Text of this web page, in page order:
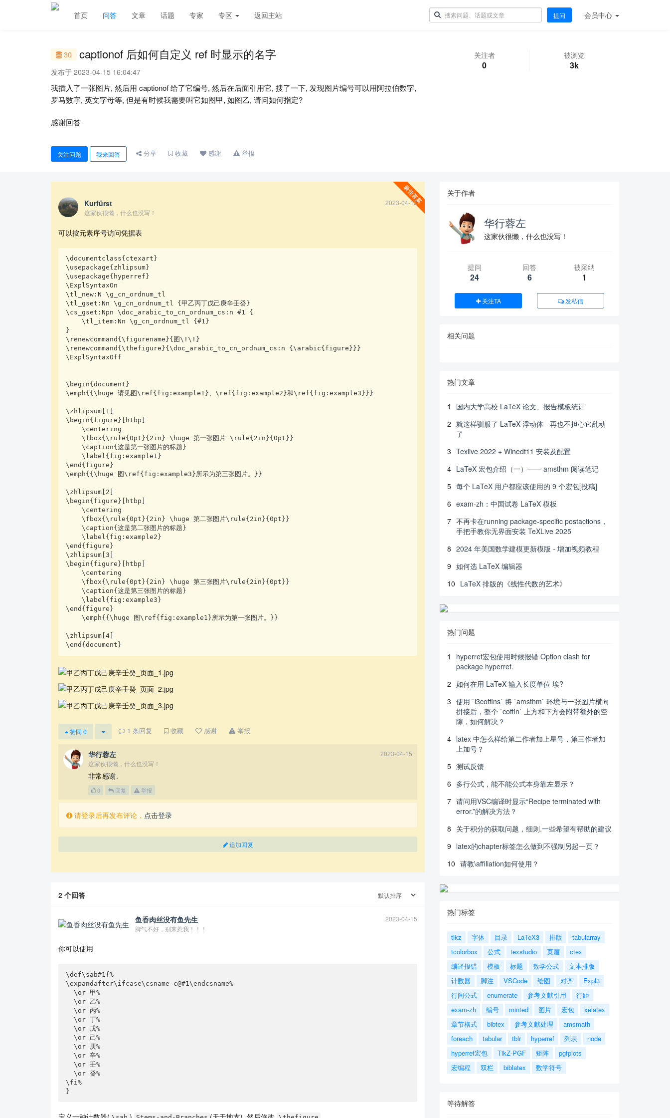
首页 问答 文章 话题 专家 专区 返回主站 提问 会员中心
30 captionof 后如何自定义 ref 时显示的名字
发布于 2023-04-15 16:04:47
我插入了一张图片, 然后用 captionof 给了它编号, 然后在后面引用它, 搜了一下, 发现图片编号可以用阿拉伯数字,
罗马数字, 英文字母等, 但是有时候我需要叫它如图甲, 如图乙, 请问如何指定?
感谢回答
查看更多
关注者
0
被浏览
3k
关注问题 我来回答 分享 收藏 感谢 举报
Kurfürst
2023-04-15
这家伙很懒，什么也没写！
可以按元素序号访问凭据表
\documentclass{ctexart}
\usepackage{zhlipsum}
\usepackage{hyperref}
\ExplSyntaxOn
\tl_new:N \g_cn_ordnum_tl
\tl_gset:Nn \g_cn_ordnum_tl {甲乙丙丁戊己庚辛壬癸}
\cs_gset:Npn \doc_arabic_to_cn_ordnum_cs:n #1 {
    \tl_item:Nn \g_cn_ordnum_tl {#1}
}
\renewcommand{\figurename}{图\!\!}
\renewcommand{\thefigure}{\doc_arabic_to_cn_ordnum_cs:n {\arabic{figure}}}
\ExplSyntaxOff
\begin{document}
\emph{{\huge 请见图\ref{fig:example1}、\ref{fig:example2}和\ref{fig:example3}}}
\zhlipsum[1]
\begin{figure}[htbp]
    \centering
    \fbox{\rule{0pt}{2in} \huge 第一张图片 \rule{2in}{0pt}}
    \caption{这是第一张图片的标题}
    \label{fig:example1}
\end{figure}
\emph{{\huge 图\ref{fig:example3}所示为第三张图片。}}
\zhlipsum[2]
\begin{figure}[htbp]
    \centering
    \fbox{\rule{0pt}{2in} \huge 第二张图片\rule{2in}{0pt}}
    \caption{这是第二张图片的标题}
    \label{fig:example2}
\end{figure}
\zhlipsum[3]
\begin{figure}[htbp]
    \centering
    \fbox{\rule{0pt}{2in} \huge 第三张图片\rule{2in}{0pt}}
    \caption{这是第三张图片的标题}
    \label{fig:example3}
\end{figure}
    \emph{{\huge 图\ref{fig:example1}所示为第一张图片。}}
\zhlipsum[4]
\end{document}
赞同 0 1 条回复 收藏 感谢 举报
华行蓉左
2023-04-15
这家伙很懒，什么也没写！
非常感谢.
0 回复 举报
请登录后再发布评论， 点击登录
追加回复
2 个回答
鱼香肉丝没有鱼先生
2023-04-15
脾气不好，别来惹我！！！
你可以使用
\def\sab#1{%
\expandafter\ifcase\csname c@#1\endcsname%
  \or 甲%
  \or 乙%
  \or 丙%
  \or 丁%
  \or 戊%
  \or 己%
  \or 庚%
  \or 辛%
  \or 壬%
  \or 癸%
\fi%
}
关于作者
华行蓉左
这家伙很懒，什么也没写！
提问
24
回答
6
被采纳
1
关注TA 发私信
相关问题
热门文章
1
国内大学高校 LaTeX 论文、报告模板统计
2 就这样驯服了 LaTeX 浮动体 - 再也不担心它乱动
了
3 Texlive 2022 + Winedt11 安装及配置
4 LaTeX 宏包介绍（一）—— amsthm 阅读笔记
5 每个 LaTeX 用户都应该使用的 9 个宏包[投稿]
6 exam-zh：中国试卷 LaTeX 模板
7 不再卡在running package-specific postactions，
手把手教你无界面安装 TeXLive 2025
8 2024 年美国数学建模更新模版 - 增加视频教程
9 如何选 LaTeX 编辑器
10 LaTeX 排版的《线性代数的艺术》
热门问题
1
hyperref宏包使用时候报错 Option clash for
package hyperref.
2 如何在用 LaTeX 输入长度单位 埃?
3 使用 `l3coffins` 将 `amsthm` 环境与一张图片横向
拼接后，整个 `coffin` 上方和下方会附带额外的空
隙，如何解决？
4 latex 中怎么样给第二作者加上星号，第三作者加
上加号？
5 测试反馈
6 多行公式，能不能公式本身靠左显示？
7 请问用VSC编译时显示“Recipe terminated with
error.”的解决方法？
8 关于积分的获取问题，细则.一些希望有帮助的建议
9 latex的chapter标签怎么做到不强制另起一页？
10 请教\affiliation如何使用？
热门标签
tikz 字体 目录 LaTeX3 排版
tabularray
tcolorbox
公式 texstudio 页眉
ctex
编译报错
模板 标题 数学公式
文本排版
计数器
脚注 VSCode 绘图 对齐
Expl3
行间公式
enumerate 参考文献引用
行距
exam-zh
编号 minted 图片 宏包
xelatex
章节格式
bibtex 参考文献处理
amsmath
foreach
tabular tblr hyperref 列表
node
hyperref宏包
TikZ-PGF 矩阵
pgfplots
宏编程
双栏 biblatex 数学符号
等待解答